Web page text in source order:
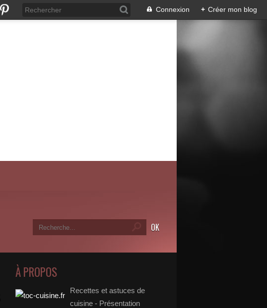
Connexion + Créer mon blog
À PROPOS
Recettes et astuces de
cuisine - Présentation